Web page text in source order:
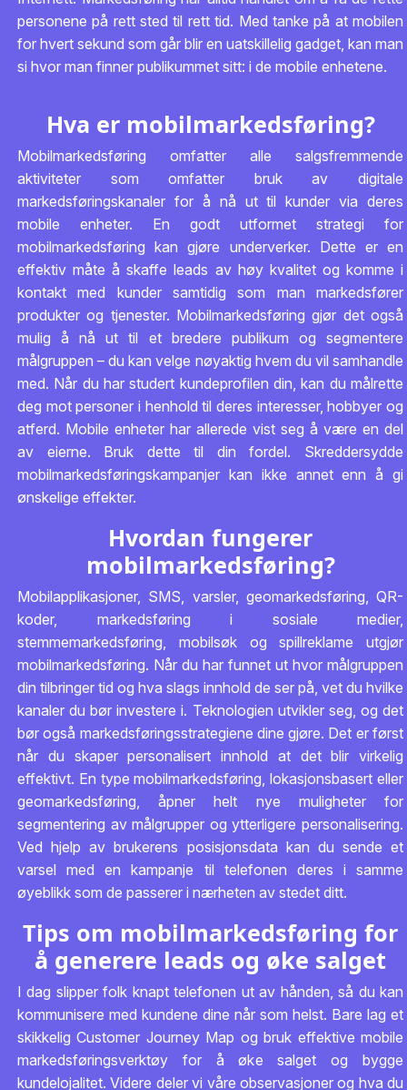
personene på rett sted til rett tid. Med tanke på at mobilen
for hvert sekund som går blir en uatskillelig gadget, kan man
si hvor man finner publikummet sitt: i de mobile enhetene.
Hva er mobilmarkedsføring?
Mobilmarkedsføring omfatter alle salgsfremmende
aktiviteter som omfatter bruk av digitale
markedsføringskanaler for å nå ut til kunder via deres
mobile enheter. En godt utformet strategi for
mobilmarkedsføring kan gjøre underverker. Dette er en
effektiv måte å skaffe leads av høy kvalitet og komme i
kontakt med kunder samtidig som man markedsfører
produkter og tjenester. Mobilmarkedsføring gjør det også
mulig å nå ut til et bredere publikum og segmentere
målgruppen – du kan velge nøyaktig hvem du vil samhandle
med. Når du har studert kundeprofilen din, kan du målrette
deg mot personer i henhold til deres interesser, hobbyer og
atferd. Mobile enheter har allerede vist seg å være en del
av eierne. Bruk dette til din fordel. Skreddersydde
mobilmarkedsføringskampanjer kan ikke annet enn å gi
ønskelige effekter.
Hvordan fungerer
mobilmarkedsføring?
Mobilapplikasjoner, SMS, varsler, geomarkedsføring, QR-
koder, markedsføring i sosiale medier,
stemmemarkedsføring, mobilsøk og spillreklame utgjør
mobilmarkedsføring. Når du har funnet ut hvor målgruppen
din tilbringer tid og hva slags innhold de ser på, vet du hvilke
kanaler du bør investere i. Teknologien utvikler seg, og det
bør også markedsføringsstrategiene dine gjøre. Det er først
når du skaper personalisert innhold at det blir virkelig
effektivt. En type mobilmarkedsføring, lokasjonsbasert eller
geomarkedsføring, åpner helt nye muligheter for
segmentering av målgrupper og ytterligere personalisering.
Ved hjelp av brukerens posisjonsdata kan du sende et
varsel med en kampanje til telefonen deres i samme
øyeblikk som de passerer i nærheten av stedet ditt.
Tips om mobilmarkedsføring for
å generere leads og øke salget
I dag slipper folk knapt telefonen ut av hånden, så du kan
kommunisere med kundene dine når som helst. Bare lag et
skikkelig Customer Journey Map og bruk effektive mobile
markedsføringsverktøy for å øke salget og bygge
kundelojalitet. Videre deler vi våre observasjoner og hva du